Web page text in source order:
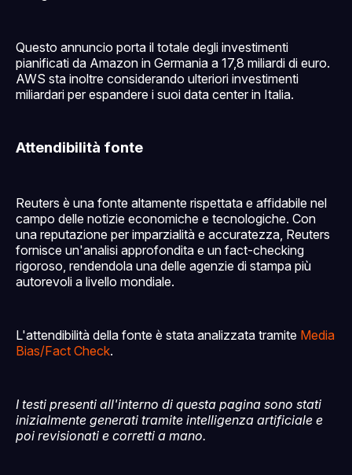
Questo annuncio porta il totale degli investimenti
pianificati da Amazon in Germania a 17,8 miliardi di euro.
AWS sta inoltre considerando ulteriori investimenti
miliardari per espandere i suoi data center in Italia.
Attendibilità fonte
Reuters è una fonte altamente rispettata e affidabile nel
campo delle notizie economiche e tecnologiche. Con
una reputazione per imparzialità e accuratezza, Reuters
fornisce un'analisi approfondita e un fact-checking
rigoroso, rendendola una delle agenzie di stampa più
autorevoli a livello mondiale​​.
L'attendibilità della fonte è stata analizzata tramite Media
Bias/Fact Check.
I testi presenti all'interno di questa pagina sono stati
inizialmente generati tramite intelligenza artificiale e
poi revisionati e corretti a mano.